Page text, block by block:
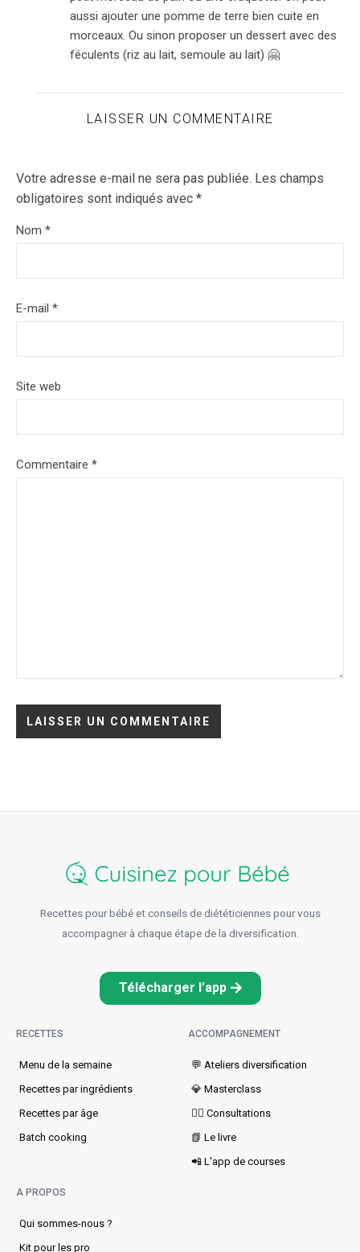
aussi ajouter une pomme de terre bien cuite en
morceaux. Ou sinon proposer un dessert avec des
féculents (riz au lait, semoule au lait) 🤗
LAISSER UN COMMENTAIRE
Votre adresse e-mail ne sera pas publiée. Les champs
obligatoires sont indiqués avec *
Nom *
E-mail *
Site web
Commentaire *
Recettes pour bébé et conseils de diététiciennes pour vous
accompagner à chaque étape de la diversification.
Télécharger l'app
RECETTES
Menu de la semaine​
Recettes par ingrédients
Recettes par âge
Batch cooking
ACCOMPAGNEMENT
💬 Ateliers diversification
💎 Masterclass
👩‍⚕️ Consultations
📗 Le livre
📲 L'app de courses
A PROPOS
Qui sommes-nous ?
Kit pour les pro